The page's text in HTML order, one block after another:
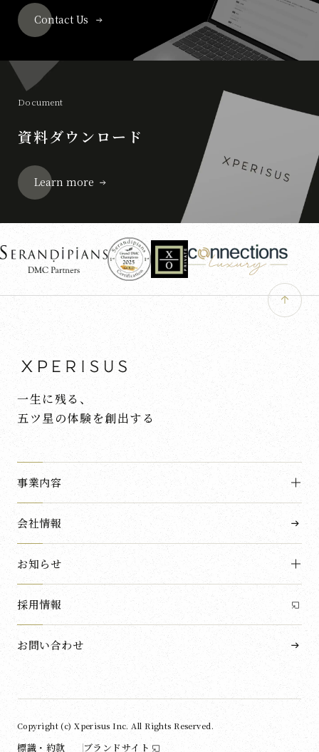
Contact Us
Document
資料ダウンロード
Learn more
一生に残る、
五ツ星の体験を創出する
事業内容
会社情報
お知らせ
採用情報
お問い合わせ
Copyright (c) Xperisus Inc. All Rights Reserved.
標識・約款 ブランドサイト